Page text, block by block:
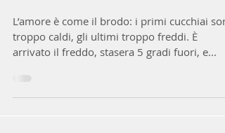
DEL CONSOMMÉ
L’amore è come il brodo: i primi cucchiai
troppo caldi, gli ultimi troppo freddi. È